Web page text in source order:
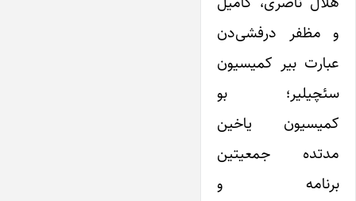
و مظفر درفشی‌دن
عبارت بیر کمیسیون
سئچیلیر؛ بو
کمیسیون یاخین
مدتده جمعیتین
برنامه و